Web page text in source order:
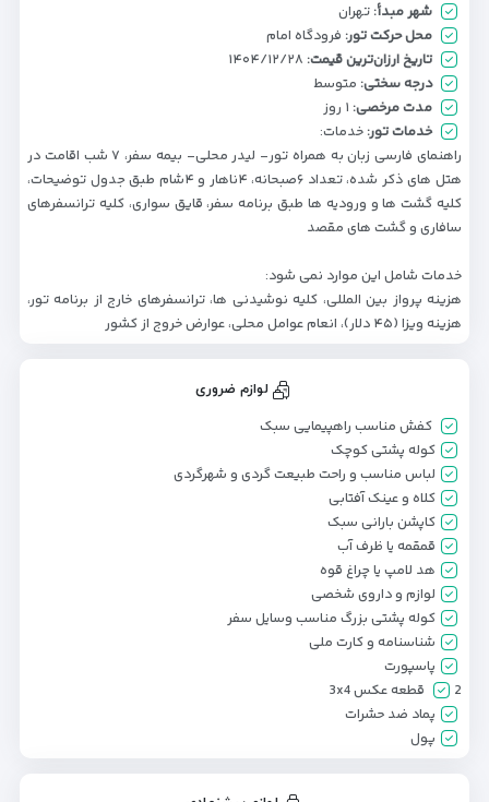
شهر مبدأ: تهران
محل حرکت تور: فرودگاه امام
تاریخ ارزان‌ترین قیمت: ۱۴۰۴/۱۲/۲۸
درجه سختی: متوسط
مدت مرخصی: ۱ روز
خدمات تور: خدمات:
راهنمای فارسی زبان به همراه تور- لیدر محلی- بیمه سفر، ۷ شب اقامت در
هتل های ذکر شده، تعداد ۶صبحانه، ۴ناهار و ۴شام طبق جدول توضیحات،
کلیه گشت ها و وروديه ها طبق برنامه سفر، قایق سواری، کلیه ترانسفرهای
سافاری و گشت های مقصد
خدمات شامل این موارد نمی شود:
هزینه پرواز بین المللی، کلیه نوشیدنی ها، ترانسفرهای خارج از برنامه تور،
هزینه ویزا (۴۵ دلار)، انعام عوامل محلی، عوارض خروج از کشور
لوازم ضروری
کفش مناسب راهپیمایی سبک
کوله پشتی کوچک
لباس مناسب و راحت طبیعت گردی و شهرگردی
کلاه و عینک آفتابی
کاپشن بارانی سبک
قمقمه یا ظرف آب
هد لامپ یا چراغ قوه
لوازم و داروی شخصی
کوله پشتی بزرگ مناسب وسایل سفر
شناسنامه و کارت ملی
پاسپورت
2 قطعه عکس 3x4
پماد ضد حشرات
پول